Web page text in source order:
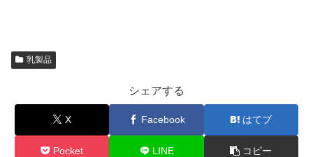
乳製品
シェアする
X Facebook はてブ
Pocket LINE コピー